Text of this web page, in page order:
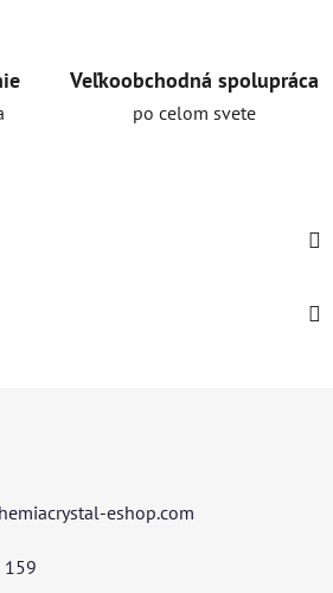
Veľkoobchodná spolupráca
po celom svete
eshop.com
159